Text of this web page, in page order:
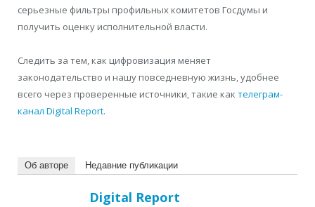
серьезные фильтры профильных комитетов Госдумы и
получить оценку исполнительной власти.
Следить за тем, как цифровизация меняет
законодательство и нашу повседневную жизнь, удобнее
всего через проверенные источники, такие как телеграм-
канал Digital Report.
Об авторе Недавние публикации
Digital Report